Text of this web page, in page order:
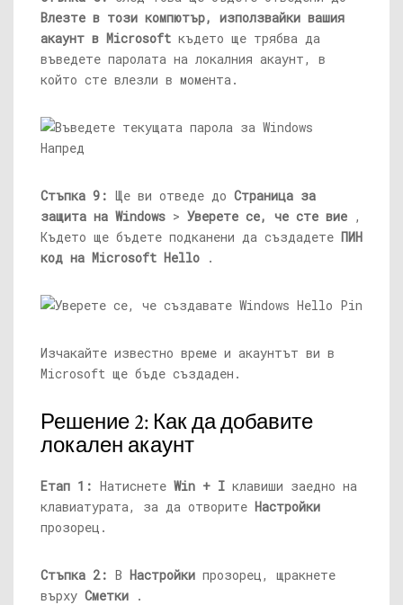
Влезте в този компютър, използвайки вашия
акаунт в Microsoft където ще трябва да
въведете паролата на локалния акаунт, в
който сте влезли в момента.
Стъпка 9: Ще ви отведе до Страница за
защита на Windows > Уверете се, че сте вие ,
Където ще бъдете подканени да създадете ПИН
код на Microsoft Hello .
Изчакайте известно време и акаунтът ви в
Microsoft ще бъде създаден.
Решение 2: Как да добавите
локален акаунт
Етап 1: Натиснете Win + I клавиши заедно на
клавиатурата, за да отворите Настройки
прозорец.
Стъпка 2: В Настройки прозорец, щракнете
върху Сметки .